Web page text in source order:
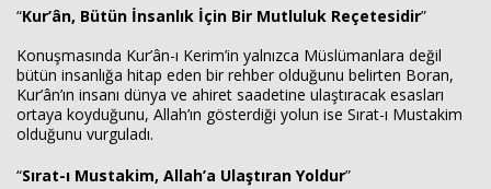
“Kur’ân, Bütün İnsanlık İçin Bir Mutluluk Reçetesidir”
Konuşmasında Kur’ân-ı Kerim’in yalnızca Müslümanlara değil
bütün insanlığa hitap eden bir rehber olduğunu belirten Boran,
Kur’ân’ın insanı dünya ve ahiret saadetine ulaştıracak esasları
ortaya koyduğunu, Allah’ın gösterdiği yolun ise Sırat-ı Mustakim
olduğunu vurguladı.
“Sırat-ı Mustakim, Allah’a Ulaştıran Yoldur”